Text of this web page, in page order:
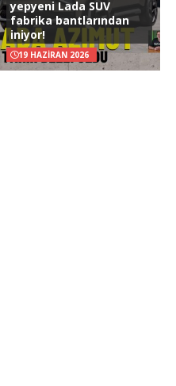
yepyeni Lada SUV
fabrika bantlarından
iniyor!
19 HAZIRAN 2026